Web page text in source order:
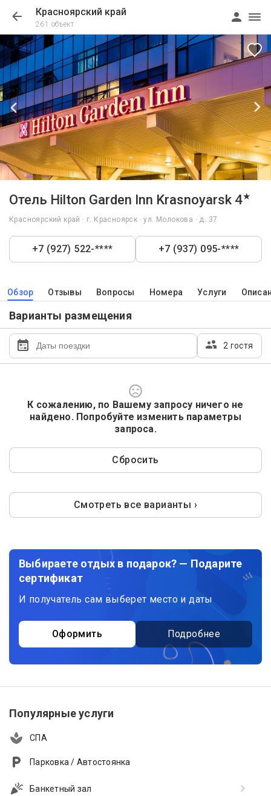
Красноярский край
261 объект
Отель Hilton Garden Inn Krasnoyarsk 4★
Красноярский край · г. Красноярск · ул. Молокова · д. 37
+7 (927) 522-**** +7 (937) 095-****
Обзор Отзывы Вопросы Номера Услуги
Варианты размещения
2 гостя
К сожалению, по Вашему запросу ничего не
найдено. Попробуйте изменить параметры
запроса.
Сбросить
Смотреть все варианты ›
Выбираете отдых в подарок? — Подарите
сертификат
И получатель сам выберет место и даты
Оформить Подробнее
Популярные услуги
СПА
Парковка / Автостоянка
Банкетный зал